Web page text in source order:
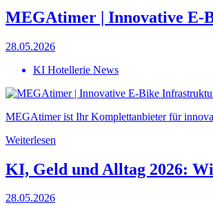
MEGAtimer | Innovative
28.05.2026
KI Hotellerie News
MEGAtimer ist Ihr Komplettanbieter für
Weiterlesen
KI, Geld und Alltag 2026:
28.05.2026